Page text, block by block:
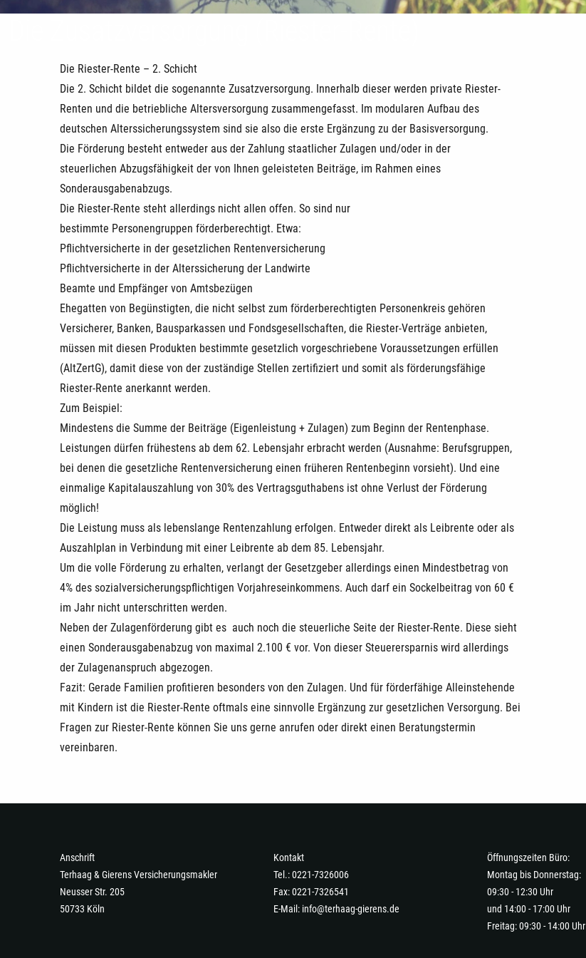
Die Riester-Rente – 2. Schicht
Die 2. Schicht bildet die sogenannte Zusatzversorgung. Innerhalb dieser werden private Riester-
Renten und die betriebliche Altersversorgung zusammengefasst. Im modularen Aufbau des
deutschen Alterssicherungssystem sind sie also die erste Ergänzung zu der Basisversorgung.
Die Förderung besteht entweder aus der Zahlung staatlicher Zulagen und/oder in der
steuerlichen Abzugsfähigkeit der von Ihnen geleisteten Beiträge, im Rahmen eines
Sonderausgabenabzugs.
Die Riester-Rente steht allerdings nicht allen offen. So sind nur
bestimmte Personengruppen förderberechtigt. Etwa:
Pflichtversicherte in der gesetzlichen Rentenversicherung
Pflichtversicherte in der Alterssicherung der Landwirte
Beamte und Empfänger von Amtsbezügen
Ehegatten von Begünstigten, die nicht selbst zum förderberechtigten Personenkreis gehören
Versicherer, Banken, Bausparkassen und Fondsgesellschaften, die Riester-Verträge anbieten,
müssen mit diesen Produkten bestimmte gesetzlich vorgeschriebene Voraussetzungen erfüllen
(AltZertG), damit diese von der zuständige Stellen zertifiziert und somit als förderungsfähige
Riester-Rente anerkannt werden.
Zum Beispiel:
Mindestens die Summe der Beiträge (Eigenleistung + Zulagen) zum Beginn der Rentenphase.
Leistungen dürfen frühestens ab dem 62. Lebensjahr erbracht werden (Ausnahme: Berufsgruppen,
bei denen die gesetzliche Rentenversicherung einen früheren Rentenbeginn vorsieht). Und eine
einmalige Kapitalauszahlung von 30% des Vertragsguthabens ist ohne Verlust der Förderung
möglich!
Die Leistung muss als lebenslange Rentenzahlung erfolgen. Entweder direkt als Leibrente oder als
Auszahlplan in Verbindung mit einer Leibrente ab dem 85. Lebensjahr.
Um die volle Förderung zu erhalten, verlangt der Gesetzgeber allerdings einen Mindestbetrag von
4% des sozialversicherungspflichtigen Vorjahreseinkommens. Auch darf ein Sockelbeitrag von 60 €
im Jahr nicht unterschritten werden.
Neben der Zulagenförderung gibt es auch noch die steuerliche Seite der Riester-Rente. Diese sieht
einen Sonderausgabenabzug von maximal 2.100 € vor. Von dieser Steuerersparnis wird allerdings
der Zulagenanspruch abgezogen.
Fazit: Gerade Familien profitieren besonders von den Zulagen. Und für förderfähige Alleinstehende
mit Kindern ist die Riester-Rente oftmals eine sinnvolle Ergänzung zur gesetzlichen Versorgung. Bei
Fragen zur Riester-Rente können Sie uns gerne anrufen oder direkt einen Beratungstermin
vereinbaren.
Anschrift
Terhaag & Gierens Versicherungsmakler
Neusser Str. 205
50733 Köln
Kontakt
Tel.: 0221-7326006
Fax: 0221-7326541
E-Mail: info@terhaag-gierens.de
Öffnungszeiten Büro:
Montag bis Donnerstag:
09:30 - 12:30 Uhr
und 14:00 - 17:00 Uhr
Freitag: 09:30 - 14:00 Uhr